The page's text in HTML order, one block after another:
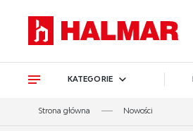
KATEGORIE
Strona główna Nowości